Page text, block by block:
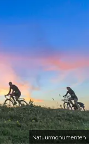
Natuurmonumenten